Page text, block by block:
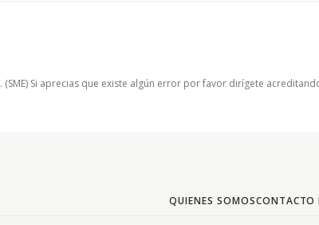
Si aprecias que existe algún error por favor dirígete
QUIENES SOMOSCONTACTO